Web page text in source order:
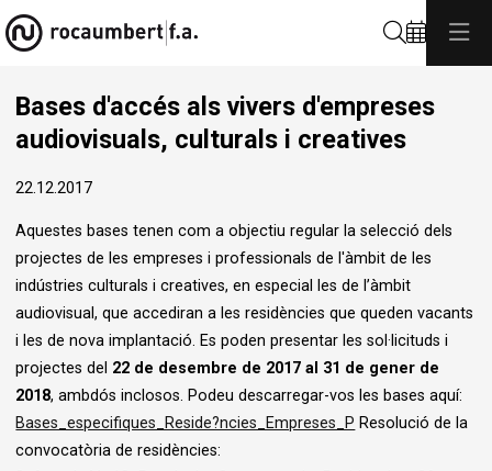
Bases d'accés als vivers d'empreses
audiovisuals, culturals i creatives
22.12.2017
Aquestes bases tenen com a objectiu regular la selecció dels
projectes de les empreses i professionals de l'àmbit de les
indústries culturals i creatives, en especial les de l’àmbit
audiovisual, que accediran a les residències que queden vacants
i les de nova implantació. Es poden presentar les sol·licituds i
projectes del 22 de desembre de 2017 al 31 de gener de
2018, ambdós inclosos. Podeu descarregar-vos les bases aquí:
Bases_especifiques_Reside?ncies_Empreses_P Resolució de la
convocatòria de residències: